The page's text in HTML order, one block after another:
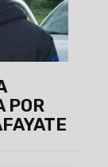
POR
puesta